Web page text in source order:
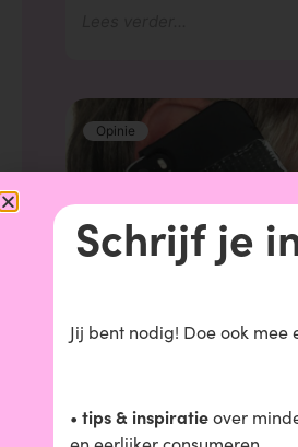
Opinie
Lees verder...
Schrijf je
Jij bent nodig! Doe ook mee
•tips & inspiratieover